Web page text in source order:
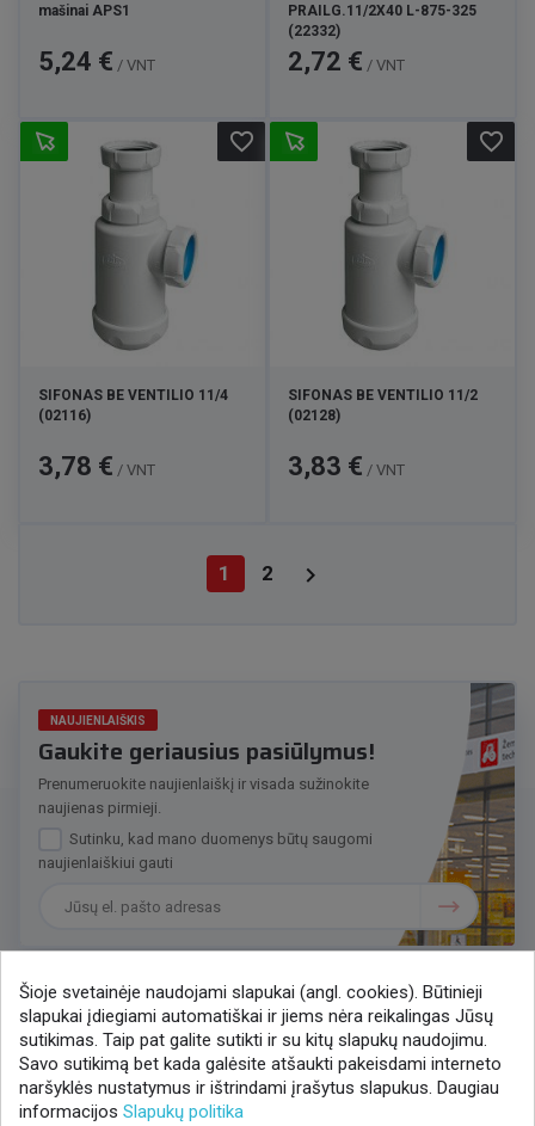
mašinai APS1
Kaina
5,24 € / VNT
PRAILG.11/2X40 L-875-325
(22332)
Kaina
2,72 € / VNT
SIFONAS BE VENTILIO 11/4
(02116)
Kaina
3,78 € / VNT
favorite_border
SIFONAS BE VENTILIO 11/2
(02128)
Kaina
3,83 € / VNT
favorite_border
1 2 
NAUJIENLAIŠKIS
Gaukite geriausius pasiūlymus!
Prenumeruokite naujienlaiškį ir visada sužinokite
naujienas pirmieji.
Sutinku, kad mano duomenys būtų saugomi
naujienlaiškiui gauti
Susisiekime
+370 37 405401
lytagra@lytagra.lt
Šioje svetainėje naudojami slapukai (angl. cookies). Būtinieji
slapukai įdiegiami automatiškai ir jiems nėra reikalingas Jūsų
sutikimas. Taip pat galite sutikti ir su kitų slapukų naudojimu.
Savo sutikimą bet kada galėsite atšaukti pakeisdami interneto
naršyklės nustatymus ir ištrindami įrašytus slapukus. Daugiau
informacijos Slapukų politika